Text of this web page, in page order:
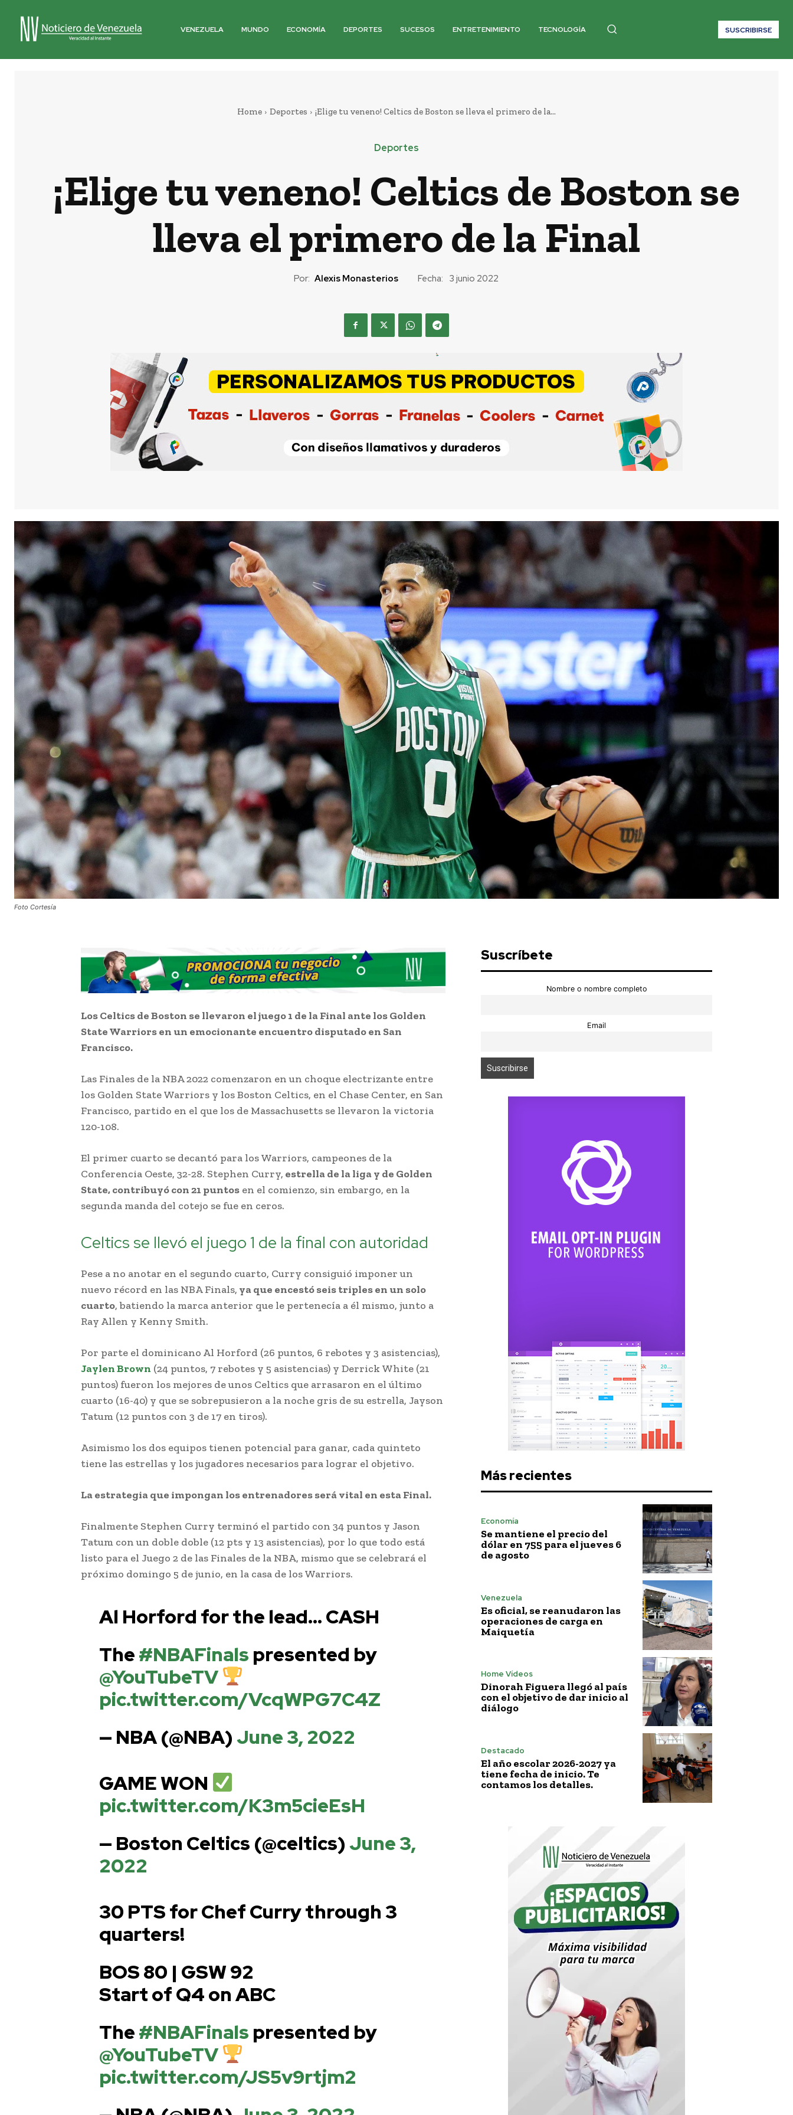
VENEZUELA MUNDO ECONOMÍA DEPORTES SUCESOS ENTRETENIMIENTO TECNOLOGÍA SUSCRIBIRSE
Home Deportes ¡Elige tu veneno! Celtics de Boston se lleva el primero de la...
Deportes
¡Elige tu veneno! Celtics de Boston se
lleva el primero de la Final
Por: Alexis Monasterios Fecha: 3 junio 2022
Foto Cortesía
Los Celtics de Boston se llevaron el juego 1 de la Final ante los Golden
State Warriors en un emocionante encuentro disputado en San
Francisco.
Las Finales de la NBA 2022 comenzaron en un choque electrizante entre
los Golden State Warriors y los Boston Celtics, en el Chase Center, en San
Francisco, partido en el que los de Massachusetts se llevaron la victoria
120-108.
El primer cuarto se decantó para los Warriors, campeones de la
Conferencia Oeste, 32-28. Stephen Curry, estrella de la liga y de Golden
State, contribuyó con 21 puntos en el comienzo, sin embargo, en la
segunda manda del cotejo se fue en ceros.
Celtics se llevó el juego 1 de la final con autoridad
Pese a no anotar en el segundo cuarto, Curry consiguió imponer un
nuevo récord en las NBA Finals, ya que encestó seis triples en un solo
cuarto, batiendo la marca anterior que le pertenecía a él mismo, junto a
Ray Allen y Kenny Smith.
Por parte el dominicano Al Horford (26 puntos, 6 rebotes y 3 asistencias),
Jaylen Brown (24 puntos, 7 rebotes y 5 asistencias) y Derrick White (21
puntos) fueron los mejores de unos Celtics que arrasaron en el último
cuarto (16-40) y que se sobrepusieron a la noche gris de su estrella, Jayson
Tatum (12 puntos con 3 de 17 en tiros).
Asimismo los dos equipos tienen potencial para ganar, cada quinteto
tiene las estrellas y los jugadores necesarios para lograr el objetivo.
La estrategia que impongan los entrenadores será vital en esta Final.
Finalmente Stephen Curry terminó el partido con 34 puntos y Jason
Tatum con un doble doble (12 pts y 13 asistencias), por lo que todo está
listo para el Juego 2 de las Finales de la NBA, mismo que se celebrará el
próximo domingo 5 de junio, en la casa de los Warriors.
Al Horford for the lead… CASH
The#NBAFinals presented by
@YouTubeTV
pic.twitter.com/VcqWPG7C4Z
— NBA (@NBA)June 3, 2022
GAME WON
pic.twitter.com/K3m5cieEsH
— Boston Celtics (@celtics)June 3,
2022
30 PTS for Chef Curry through 3
quarters!
BOS 80 | GSW 92
Start of Q4 on ABC
The#NBAFinals presented by
@YouTubeTV
pic.twitter.com/JS5v9rtjm2
Suscríbete
Nombre o nombre completo
Email
Más recientes
Economía
Se mantiene el precio del
dólar en 755 para el jueves 6
de agosto
Venezuela
Es oficial, se reanudaron las
operaciones de carga en
Maiquetía
Home Vídeos
Dinorah Figuera llegó al país
con el objetivo de dar inicio al
diálogo
Destacado
El año escolar 2026-2027 ya
tiene fecha de inicio. Te
contamos los detalles.